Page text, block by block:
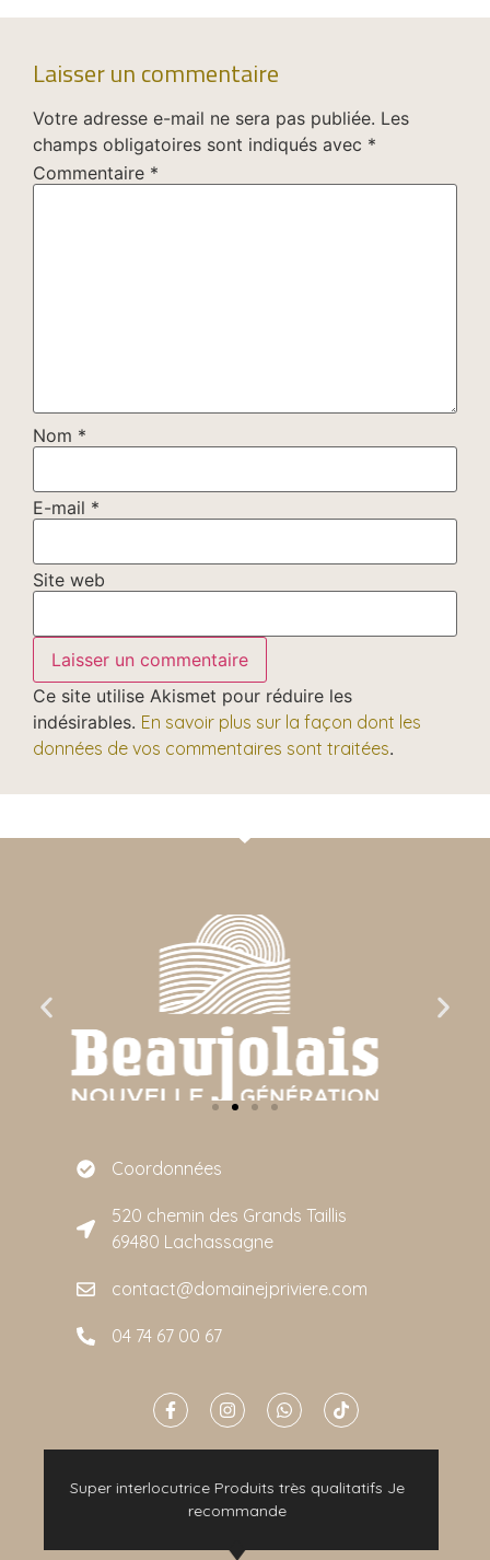
Laisser un commentaire
Votre adresse e-mail ne sera pas publiée. Les
champs obligatoires sont indiqués avec *
Commentaire *
Nom *
E-mail *
Site web
Ce site utilise Akismet pour réduire les
indésirables. En savoir plus sur la façon dont les
données de vos commentaires sont traitées.
Coordonnées
520 chemin des Grands Taillis
69480 Lachassagne
contact@domainejpriviere.com
04 74 67 00 67
Si vous souhaitez passer un moment agréable
vous pouvez y aller les yeux fermés ! En plus les